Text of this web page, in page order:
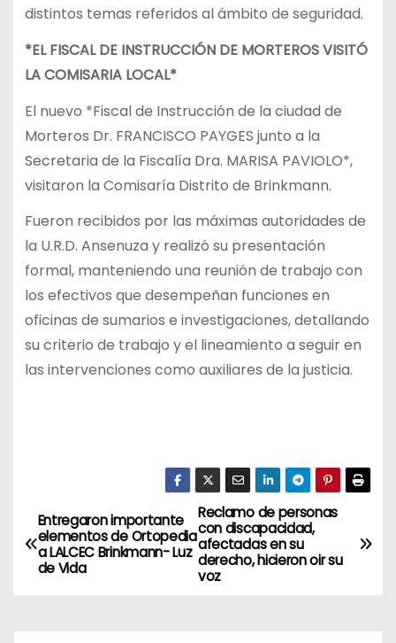
distintos temas referidos al ámbito de seguridad.
*EL FISCAL DE INSTRUCCIÓN DE MORTEROS VISITÓ
LA COMISARIA LOCAL*
El nuevo *Fiscal de Instrucción de la ciudad de
Morteros Dr. FRANCISCO PAYGES junto a la
Secretaria de la Fiscalía Dra. MARISA PAVIOLO*,
visitaron la Comisaría Distrito de Brinkmann.
Fueron recibidos por las máximas autoridades de
la U.R.D. Ansenuza y realizó su presentación
formal, manteniendo una reunión de trabajo con
los efectivos que desempeñan funciones en
oficinas de sumarios e investigaciones, detallando
su criterio de trabajo y el lineamiento a seguir en
las intervenciones como auxiliares de la justicia.
N
a
Reclamo de personas
con discapacidad,
afectadas en su
derecho, hicieron oir su
voz
Entregaron importante
elementos de Ortopedia
a LALCEC Brinkmann- Luz
de Vida